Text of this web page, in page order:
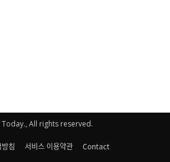
All rights reserved.
침 서비스 이용약관 Contact